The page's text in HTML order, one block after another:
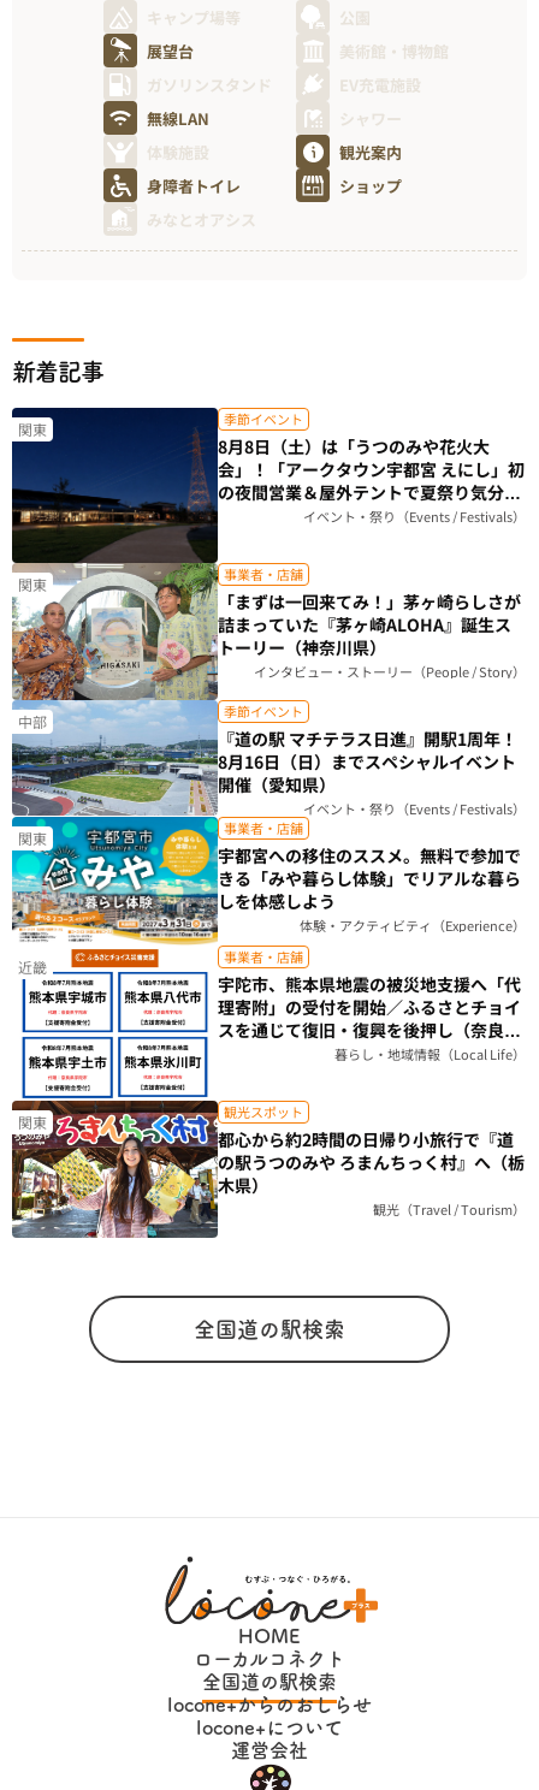
キャンプ場等
公園
展望台
美術館・博物館
ガソリンスタンド
EV充電施設
無線LAN
シャワー
体験施設
観光案内
身障者トイレ
ショップ
みなとオアシス
新着記事
関東 季節イベント
8月8日（土）は「うつのみや花火大
会」！「アークタウン宇都宮 えにし」初
の夜間営業＆屋外テントで夏祭り気分を
楽しもう（栃木県）イベント・祭り（Events / Festivals）
関東 事業者・店舗
「まずは一回来てみ！」茅ヶ崎らしさが
詰まっていた『茅ヶ崎ALOHA』誕生ス
トーリー（神奈川県）
インタビュー・ストーリー（People / Story）
中部 季節イベント
『道の駅 マチテラス日進』開駅1周年！
8月16日（日）までスペシャルイベント
開催（愛知県）
イベント・祭り（Events / Festivals）
関東 事業者・店舗
宇都宮への移住のススメ。無料で参加で
きる「みや暮らし体験」でリアルな暮ら
しを体感しよう
体験・アクティビティ（Experience）
近畿 事業者・店舗
宇陀市、熊本県地震の被災地支援へ「代
理寄附」の受付を開始／ふるさとチョイ
スを通じて復旧・復興を後押し（奈良
暮らし・地域情報（Local Life）
関東 観光スポット
都心から約2時間の日帰り小旅行で『道
の駅うつのみや ろまんちっく村』へ（栃
木県）
観光（Travel / Tourism）
全国道の駅検索
HOME
ローカルコネクト
全国道の駅検索
locone+からのおしらせ
locone+について
運営会社